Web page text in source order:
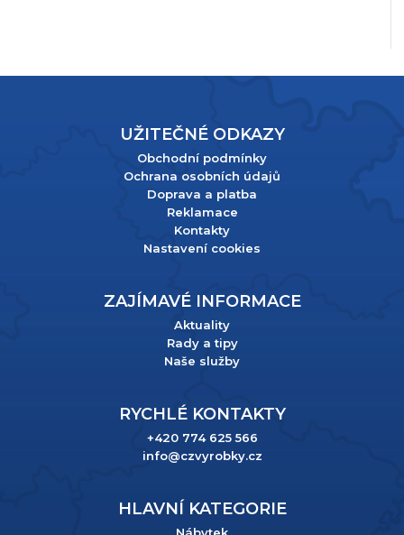
UŽITEČNÉ ODKAZY
Obchodní podmínky
Ochrana osobních údajů
Doprava a platba
Reklamace
Kontakty
Nastavení cookies
ZAJÍMAVÉ INFORMACE
Aktuality
Rady a tipy
Naše služby
RYCHLÉ KONTAKTY
+420 774 625 566
info@czvyrobky.cz
HLAVNÍ KATEGORIE